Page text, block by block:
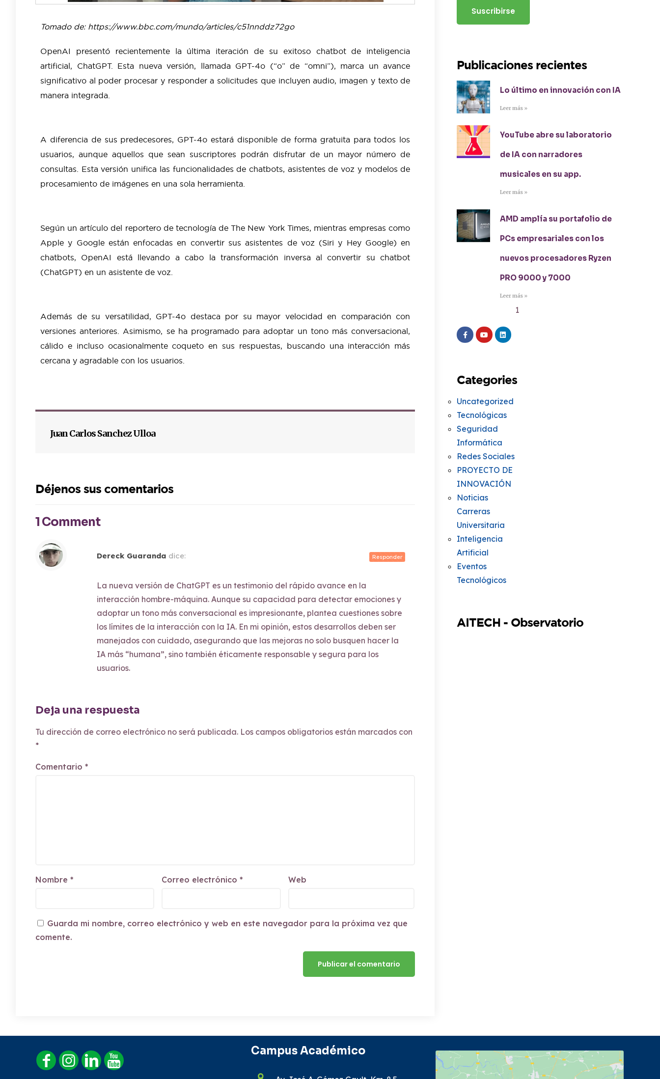
Tomado de: https://www.bbc.com/mundo/articles/c51nnddz72go
OpenAI presentó recientemente la última iteración de su exitoso chatbot de inteligencia
artificial, ChatGPT. Esta nueva versión, llamada GPT-4o (“o” de “omni”), marca un avance
significativo al poder procesar y responder a solicitudes que incluyen audio, imagen y texto de
manera integrada.
A diferencia de sus predecesores, GPT-4o estará disponible de forma gratuita para todos los
usuarios, aunque aquellos que sean suscriptores podrán disfrutar de un mayor número de
consultas. Esta versión unifica las funcionalidades de chatbots, asistentes de voz y modelos de
procesamiento de imágenes en una sola herramienta.
Según un artículo del reportero de tecnología de The New York Times, mientras empresas como
Apple y Google están enfocadas en convertir sus asistentes de voz (Siri y Hey Google) en
chatbots, OpenAI está llevando a cabo la transformación inversa al convertir su chatbot
(ChatGPT) en un asistente de voz.
Además de su versatilidad, GPT-4o destaca por su mayor velocidad en comparación con
versiones anteriores. Asimismo, se ha programado para adoptar un tono más conversacional,
cálido e incluso ocasionalmente coqueto en sus respuestas, buscando una interacción más
cercana y agradable con los usuarios.
Juan Carlos Sanchez Ulloa
Déjenos sus comentarios
1 Comment
Dereck Guaranda dice:
La nueva versión de ChatGPT es un testimonio del rápido avance en la
interacción hombre-máquina. Aunque su capacidad para detectar emociones y
adoptar un tono más conversacional es impresionante, plantea cuestiones sobre
los límites de la interacción con la IA. En mi opinión, estos desarrollos deben ser
manejados con cuidado, asegurando que las mejoras no solo busquen hacer la
IA más “humana”, sino también éticamente responsable y segura para los
usuarios.
Responder
Deja una respuesta
Tu dirección de correo electrónico no será publicada. Los campos obligatorios están marcados con
*
Comentario *
Nombre * Correo electrónico* Web
Guarda mi nombre, correo electrónico y web en este navegador para la próxima vez que
comente.
Publicaciones recientes
Lo último en innovación con IA
Leer más »
YouTube abre su laboratorio
de IA con narradores
musicales en su app.
Leer más »
AMD amplía su portafolio de
PCs empresariales con los
nuevos procesadores Ryzen
PRO 9000 y 7000
Leer más »
1
Categories
Uncategorized
Tecnológicas
Seguridad
Informática
Redes Sociales
PROYECTO DE
INNOVACIÓN
Noticias
Carreras
Universitaria
Inteligencia
Artificial
Eventos
Tecnológicos
AITECH - Observatorio
Campus Académico